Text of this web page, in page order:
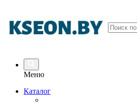
Меню
Каталог